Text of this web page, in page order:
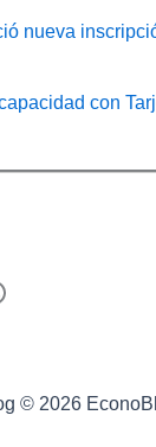
nueva
con
© 2026